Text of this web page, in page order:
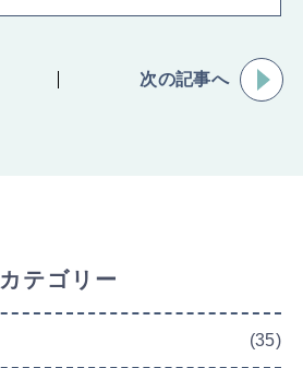
次の記事へ
カテゴリー
(35)